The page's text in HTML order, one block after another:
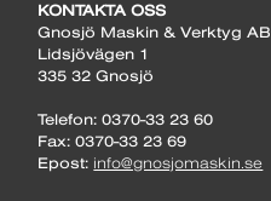
KONTAKTA OSS
Gnosjö Maskin & Verktyg AB
Lidsjövägen 1
335 32 Gnosjö
Telefon: 0370-33 23 60
Fax: 0370-33 23 69
Epost: info@gnosjomaskin.se